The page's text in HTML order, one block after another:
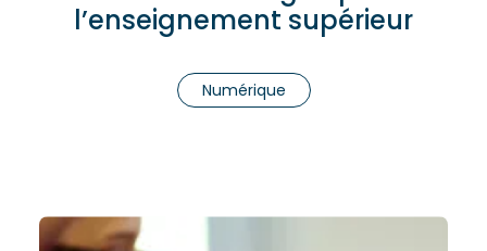
l’enseignement supérieur
Numérique